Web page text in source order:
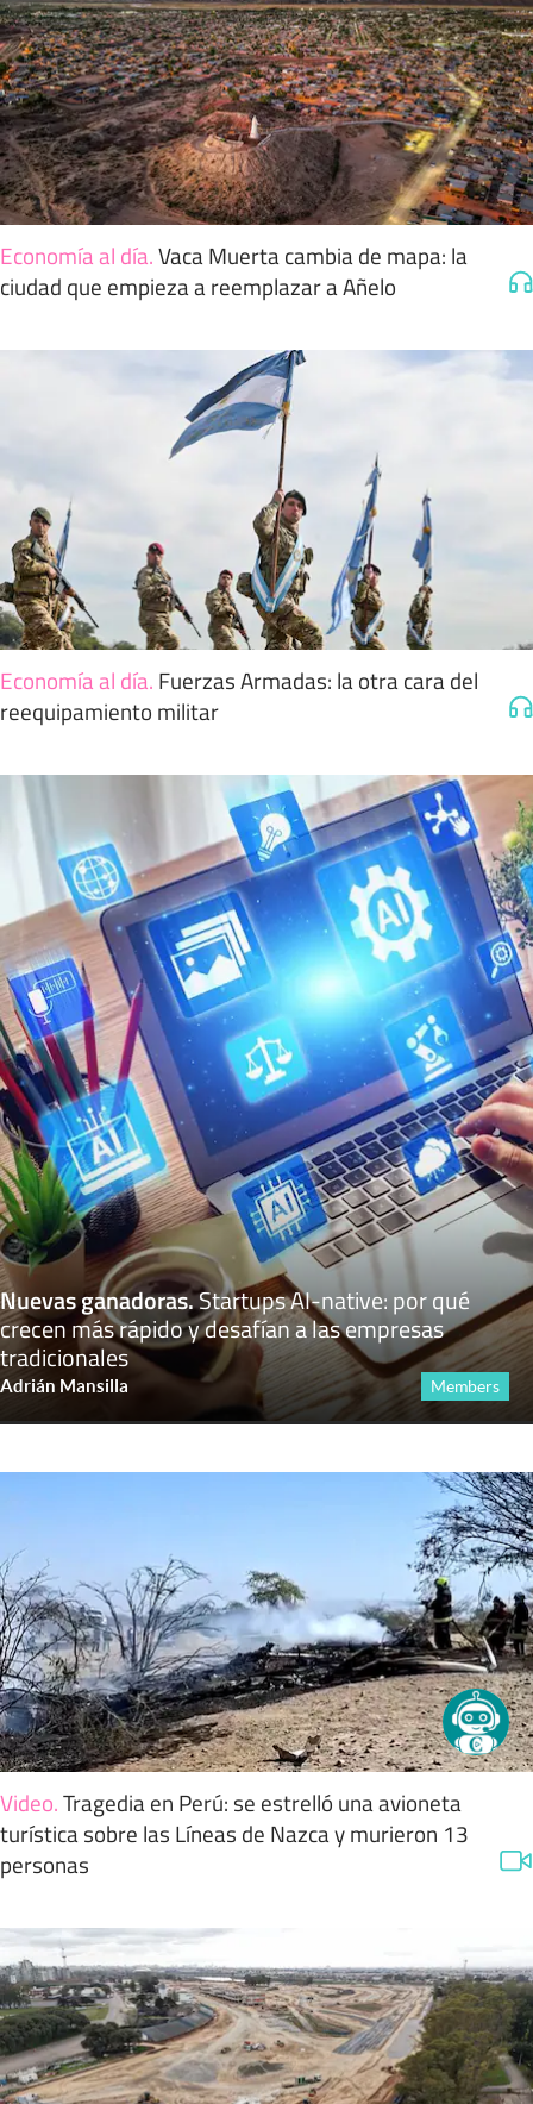
Economía al día.Vaca Muerta cambia de mapa: la
ciudad que empieza a reemplazar a Añelo
Economía al día. Fuerzas Armadas: la otra cara del
reequipamiento militar
Nuevas ganadoras.Startups AI-native: por qué
crecen más rápido y desafían a las empresas
tradicionales
Adrián Mansilla Members
Video.Tragedia en Perú: se estrelló una avioneta
turística sobre las Líneas de Nazca y murieron 13
personas